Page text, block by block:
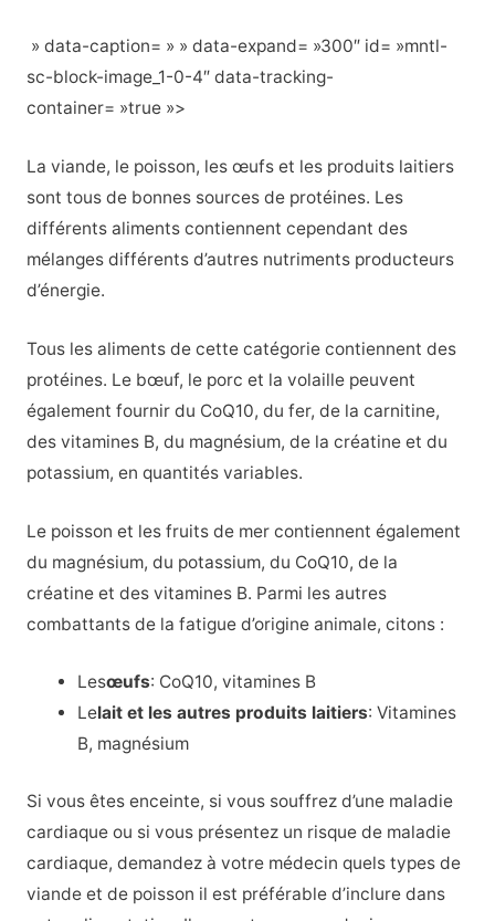
» data-caption= » » data-expand= »300″ id= »mntl-
sc-block-image_1-0-4″ data-tracking-
container= »true »>
La viande, le poisson, les œufs et les produits laitiers
sont tous de bonnes sources de protéines. Les
différents aliments contiennent cependant des
mélanges différents d’autres nutriments producteurs
d’énergie.
Tous les aliments de cette catégorie contiennent des
protéines. Le bœuf, le porc et la volaille peuvent
également fournir du CoQ10, du fer, de la carnitine,
des vitamines B, du magnésium, de la créatine et du
potassium, en quantités variables.
Le poisson et les fruits de mer contiennent également
du magnésium, du potassium, du CoQ10, de la
créatine et des vitamines B. Parmi les autres
combattants de la fatigue d’origine animale, citons :
Lesœufs: CoQ10, vitamines B
Lelait et les autres produits laitiers: Vitamines
B, magnésium
Si vous êtes enceinte, si vous souffrez d’une maladie
cardiaque ou si vous présentez un risque de maladie
cardiaque, demandez à votre médecin quels types de
viande et de poisson il est préférable d’inclure dans